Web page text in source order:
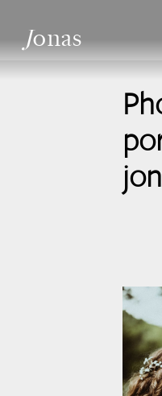
Jonas